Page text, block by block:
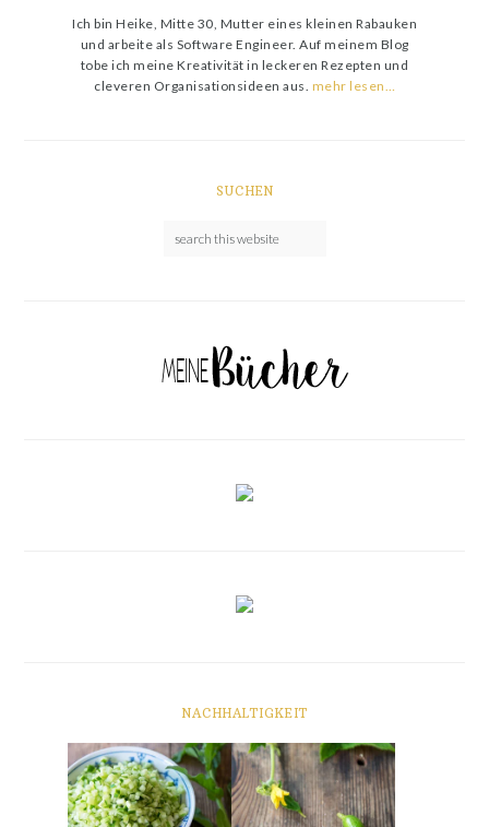
Ich bin Heike, Mitte 30, Mutter eines kleinen Rabauken
und arbeite als Software Engineer. Auf meinem Blog
tobe ich meine Kreativität in leckeren Rezepten und
cleveren Organisationsideen aus. mehr lesen…
SUCHEN
NACHHALTIGKEIT